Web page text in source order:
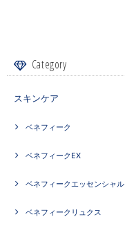
Category
スキンケア
ベネフィーク
ベネフィークEX
ベネフィークエッセンシャル
ベネフィークリュクス